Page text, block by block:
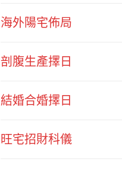
海外陽宅佈局
剖腹生產擇日
結婚合婚擇日
旺宅招財科儀